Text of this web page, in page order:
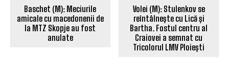
Baschet (M): Meciurile
Volei (M): Stulenkov se